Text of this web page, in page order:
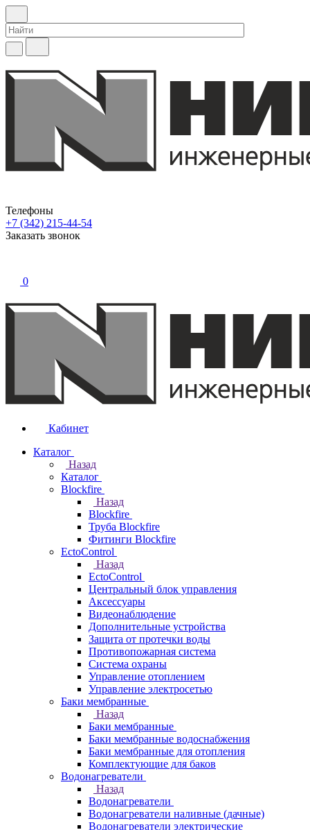
Телефоны
+7 (342) 215-44-54
Заказать звонок
0
Кабинет
Каталог
Назад
Каталог
Blockfire
Назад
Blockfire
Труба Blockfire
Фитинги Blockfire
EctoControl
Назад
EctoControl
Центральный блок управления
Аксессуары
Видеонаблюдение
Дополнительные устройства
Защита от протечки воды
Противопожарная система
Система охраны
Управление отоплением
Управление электросетью
Баки мембранные
Назад
Баки мембранные
Баки мембранные водоснабжения
Баки мембранные для отопления
Комплектующие для баков
Водонагреватели
Назад
Водонагреватели
Водонагреватели наливные (дачные)
Водонагреватели электрические